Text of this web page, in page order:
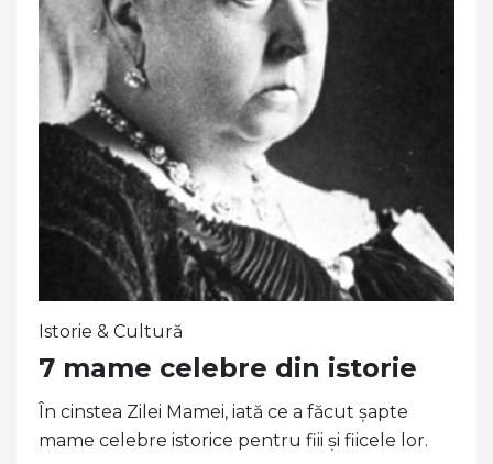
Istorie & Cultură
7 mame celebre din istorie
În cinstea Zilei Mamei, iată ce a făcut șapte
mame celebre istorice pentru fiii și fiicele lor.